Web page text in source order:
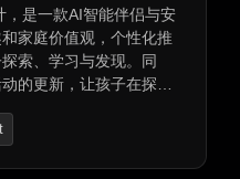
是一款AI智能伴侣与安
家庭价值观，个性化推
索、学习与发现。同
的更新，让孩子在探索